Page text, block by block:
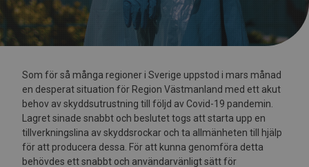
Som för så många regioner i Sverige uppstod i mars månad
en desperat situation för Region Västmanland med ett akut
behov av skyddsutrustning till följd av Covid-19 pandemin.
Lagret sinade snabbt och beslutet togs att starta upp en
tillverkningslina av skyddsrockar och ta allmänheten till hjälp
för att producera dessa. För att kunna genomföra detta
behövdes ett snabbt och användarvänligt sätt för